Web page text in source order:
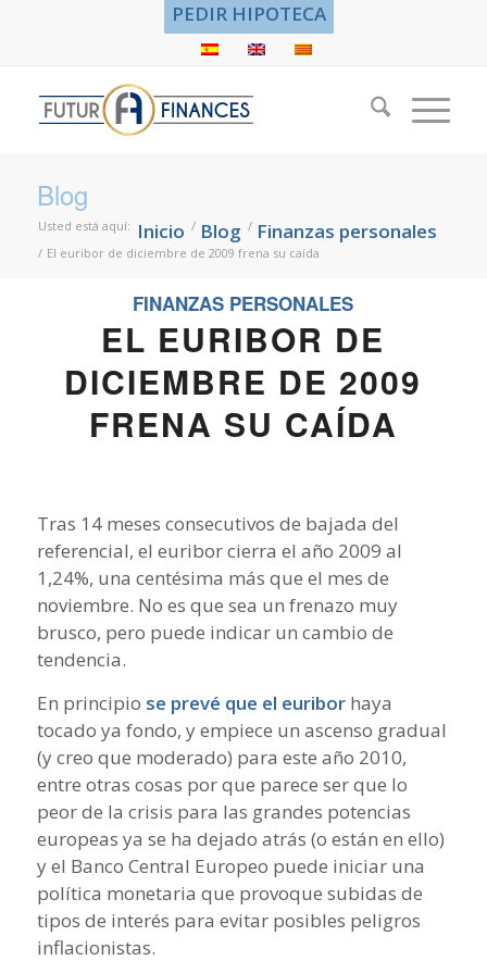
PEDIR HIPOTECA
Blog
Usted está aquí: Inicio / Blog / Finanzas personales
/ El euribor de diciembre de 2009 frena su caída
FINANZAS PERSONALES
EL EURIBOR DE
DICIEMBRE DE 2009
FRENA SU CAÍDA
Tras 14 meses consecutivos de bajada del
referencial, el euribor cierra el año 2009 al
1,24%, una centésima más que el mes de
noviembre. No es que sea un frenazo muy
brusco, pero puede indicar un cambio de
tendencia.
En principio se prevé que el euriborhaya
tocado ya fondo, y empiece un ascenso gradual
(y creo que moderado) para este año 2010,
entre otras cosas por que parece ser que lo
peor de la crisis para las grandes potencias
europeas ya se ha dejado atrás (o están en ello)
y el Banco Central Europeo puede iniciar una
política monetaria que provoque subidas de
tipos de interés para evitar posibles peligros
inflacionistas.